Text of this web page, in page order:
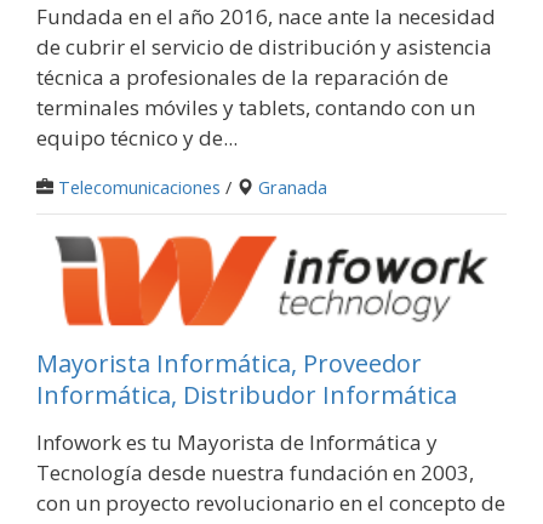
Fundada en el año 2016, nace ante la necesidad
de cubrir el servicio de distribución y asistencia
técnica a profesionales de la reparación de
terminales móviles y tablets, contando con un
equipo técnico y de...
Telecomunicaciones / Granada
Mayorista Informática, Proveedor
Informática, Distribudor Informática
Infowork es tu Mayorista de Informática y
Tecnología desde nuestra fundación en 2003,
con un proyecto revolucionario en el concepto de